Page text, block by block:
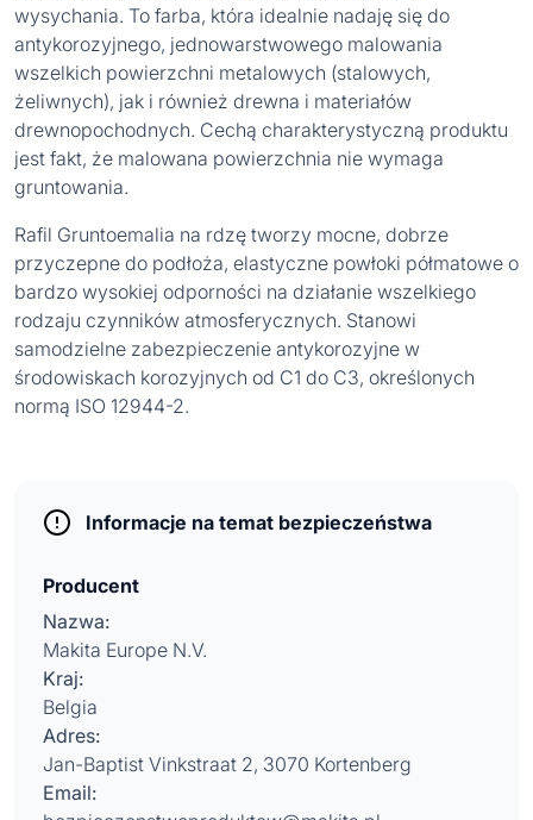
wysychania. To farba, która idealnie nadaję się do
antykorozyjnego, jednowarstwowego malowania
wszelkich powierzchni metalowych (stalowych,
żeliwnych), jak i również drewna i materiałów
drewnopochodnych. Cechą charakterystyczną produktu
jest fakt, że malowana powierzchnia nie wymaga
gruntowania.
Rafil Gruntoemalia na rdzę tworzy mocne, dobrze
przyczepne do podłoża, elastyczne powłoki półmatowe o
bardzo wysokiej odporności na działanie wszelkiego
rodzaju czynników atmosferycznych. Stanowi
samodzielne zabezpieczenie antykorozyjne w
środowiskach korozyjnych od C1 do C3, określonych
normą ISO 12944-2.
Informacje na temat bezpieczeństwa
Producent
Nazwa:
Makita Europe N.V.
Kraj:
Belgia
Adres:
Jan-Baptist Vinkstraat 2, 3070 Kortenberg
Email: